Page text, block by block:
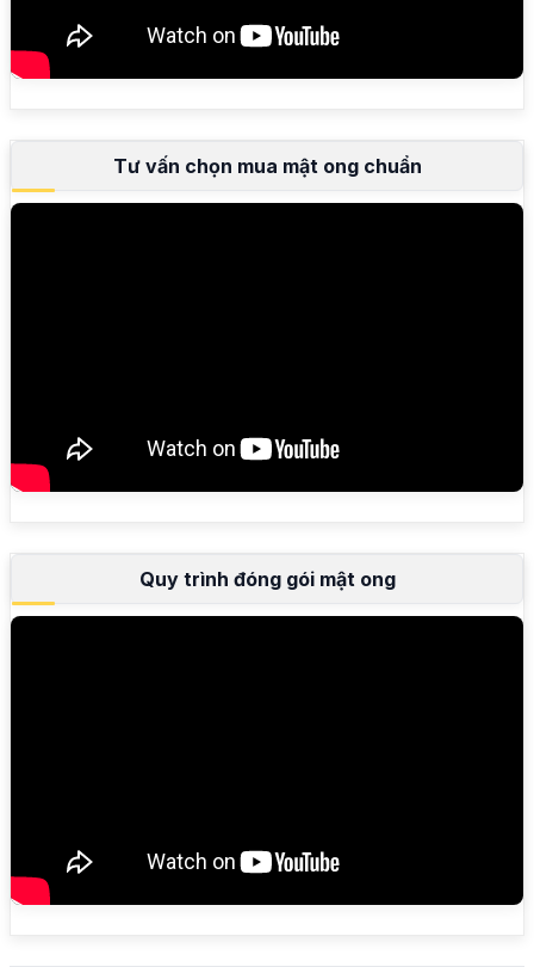
Tư vấn chọn mua mật ong chuẩn
Quy trình đóng gói mật ong